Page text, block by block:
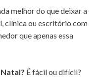
melhor do que deixar a
clínica ou escritório com
que apenas essa
É fácil ou difícil?